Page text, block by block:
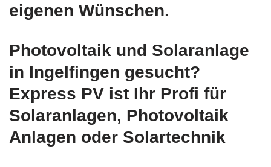
eigenen Wünschen.
Photovoltaik und Solaranlage
in Ingelfingen gesucht?
Express PV ist Ihr Profi für
Solaranlagen, Photovoltaik
Anlagen oder Solartechnik